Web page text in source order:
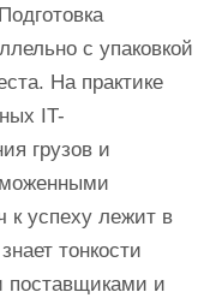
с упаковкой
На практике
IT-
грузов и
успеху лежит в
тонкости
поставщиками и